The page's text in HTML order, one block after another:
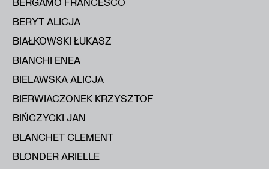
BERYT ALICJA
BIAŁKOWSKI ŁUKASZ
BIANCHI ENEA
BIELAWSKA ALICJA
BIERWIACZONEK KRZYSZTOF
BIŃCZYCKI JAN
BLANCHET CLEMENT
BLONDER ARIELLE